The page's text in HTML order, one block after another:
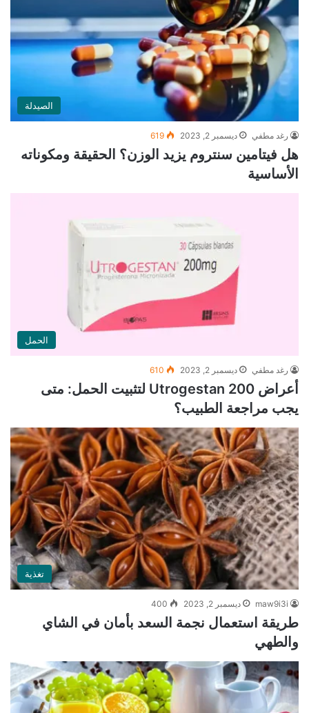
الصيدلة
رغد مطفي ديسمبر 2, 2023 619
هل فيتامين سنتروم يزيد الوزن؟ الحقيقة ومكوناته
الأساسية
الحمل
رغد مطفي ديسمبر 2, 2023 610
أعراض Utrogestan 200 لتثبيت الحمل: متى
يجب مراجعة الطبيب؟
تغذية
maw9i3i ديسمبر 2, 2023 400
طريقة استعمال نجمة السعد بأمان في الشاي
والطهي